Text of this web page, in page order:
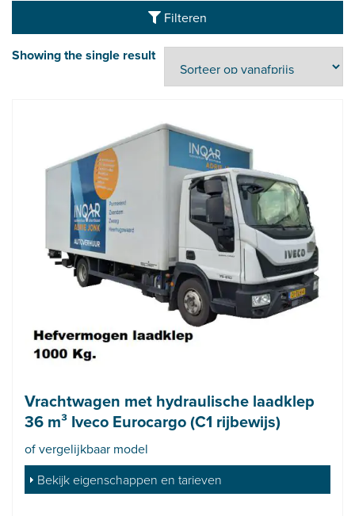
Filteren
Showing the single result
Vrachtwagen met hydraulische laadklep
36 m³ Iveco Eurocargo (C1 rijbewijs)
of vergelijkbaar model
Bekijk eigenschappen en tarieven